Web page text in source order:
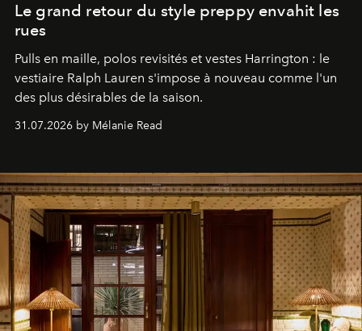
Le grand retour du style preppy envahit les
rues
Pulls en maille, polos revisités et vestes Harrington : le
vestiaire Ralph Lauren s'impose à nouveau comme l'un
des plus désirables de la saison.
31.07.2026 by Mélanie Read